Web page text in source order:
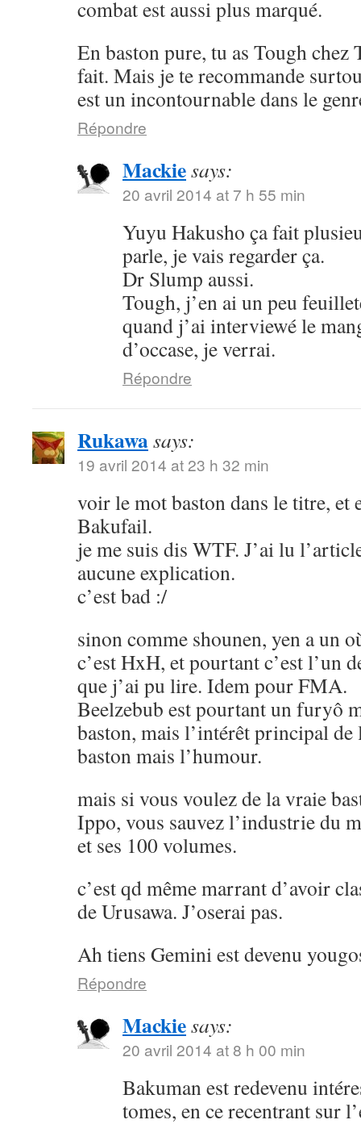
combat est aussi plus marqué.
En baston pure, tu as Tough chez
fait. Mais je te recommande
est un incontournable dans le
Répondre
Mackiesays:
20 avril 2014 at 7 h 55 min
Yuyu Hakusho ça fait
parle, je vais regarder ça.
Dr Slump aussi.
Tough, j’en ai un peu
quand j’ai interviewé le
d’occase, je verrai.
Répondre
Rukawasays:
19 avril 2014 at 23 h 32 min
voir le mot baston dans le titre, et
Bakufail.
je me suis dis WTF. J’ai lu
aucune explication.
c’est bad :/
sinon comme shounen, yen a un
c’est HxH, et pourtant c’est l’un
que j’ai pu lire. Idem pour FMA.
Beelzebub est pourtant un furyô
baston, mais l’intérêt principal de
baston mais l’humour.
mais si vous voulez de la vraie
Ippo, vous sauvez l’industrie du
et ses 100 volumes.
c’est qd même marrant d’avoir
de Urusawa. J’oserai pas.
Ah tiens Gemini est devenu
Répondre
Mackiesays:
20 avril 2014 at 8 h 00 min
Bakuman est redevenu
tomes, en ce recentrant sur